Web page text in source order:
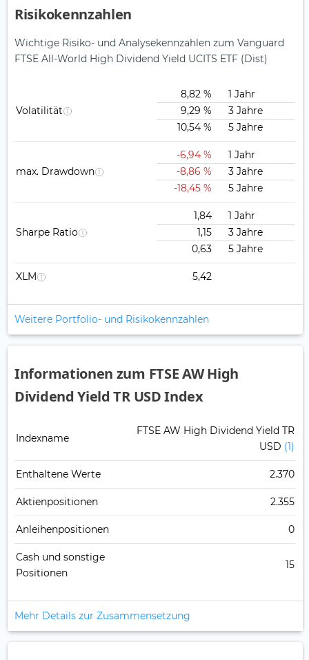
Risikokennzahlen
Wichtige Risiko- und Analysekennzahlen zum Vanguard
FTSE All-World High Dividend Yield UCITS ETF (Dist)
Volatilität
8,82 %
1 Jahr
9,29 %
3 Jahre
10,54 %
5 Jahre
max. Drawdown
-6,94 %
1 Jahr
-8,86 %
3 Jahre
-18,45 %
5 Jahre
Sharpe Ratio
1,84
1 Jahr
1,15
3 Jahre
0,63
5 Jahre
XLM 5,42
Weitere Portfolio- und Risikokennzahlen
Informationen zum FTSE AW High
Dividend Yield TR USD Index
Indexname
FTSE AW High Dividend Yield TR
USD (1)
Enthaltene Werte 2.370
Aktienpositionen 2.355
Anleihenpositionen 0
Cash und sonstige
Positionen
15
Mehr Details zur Zusammensetzung